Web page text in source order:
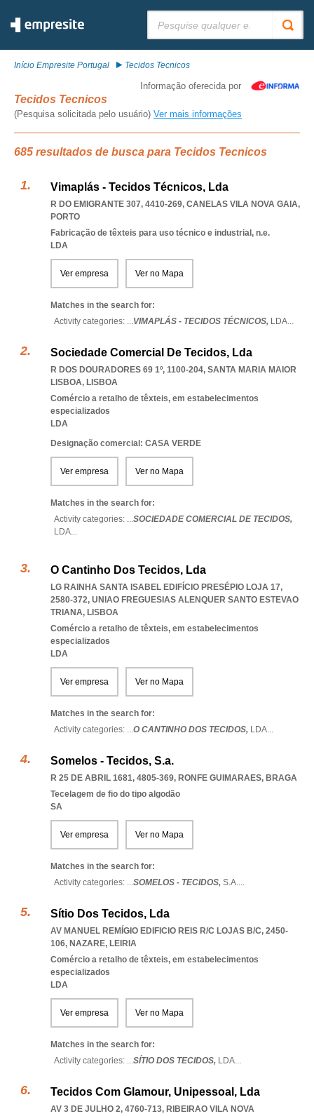
Início Empresite Portugal Tecidos Tecnicos
Informação oferecida por
Tecidos Tecnicos
(Pesquisa solicitada pelo usuário) Ver mais informações
685 resultados de busca para Tecidos Tecnicos
Vimaplás - Tecidos Técnicos, Lda
R DO EMIGRANTE 307, 4410-269, CANELAS VILA NOVA GAIA,
PORTO
Fabricação de têxteis para uso técnico e industrial, n.e.
LDA
Ver empresa Ver no Mapa
Matches in the search for:
Activity categories: ...VIMAPLÁS - TECIDOS TÉCNICOS, LDA...
Sociedade Comercial De Tecidos, Lda
R DOS DOURADORES 69 1º, 1100-204, SANTA MARIA MAIOR
LISBOA, LISBOA
Comércio a retalho de têxteis, em estabelecimentos
especializados
LDA
Designação comercial: CASA VERDE
Ver empresa Ver no Mapa
Matches in the search for:
Activity categories: ...SOCIEDADE COMERCIAL DE TECIDOS,
LDA...
O Cantinho Dos Tecidos, Lda
LG RAINHA SANTA ISABEL EDIFÍCIO PRESÉPIO LOJA 17,
2580-372, UNIAO FREGUESIAS ALENQUER SANTO ESTEVAO
TRIANA, LISBOA
Comércio a retalho de têxteis, em estabelecimentos
especializados
LDA
Ver empresa Ver no Mapa
Matches in the search for:
Activity categories: ...O CANTINHO DOS TECIDOS, LDA...
Somelos - Tecidos, S.a.
R 25 DE ABRIL 1681, 4805-369, RONFE GUIMARAES, BRAGA
Tecelagem de fio do tipo algodão
SA
Ver empresa Ver no Mapa
Matches in the search for:
Activity categories: ...SOMELOS - TECIDOS, S.A....
Sítio Dos Tecidos, Lda
AV MANUEL REMÍGIO EDIFICIO REIS R/C LOJAS B/C, 2450-
106, NAZARE, LEIRIA
Comércio a retalho de têxteis, em estabelecimentos
especializados
LDA
Ver empresa Ver no Mapa
Matches in the search for:
Activity categories: ...SÍTIO DOS TECIDOS, LDA...
Tecidos Com Glamour, Unipessoal, Lda
AV 3 DE JULHO 2, 4760-713, RIBEIRAO VILA NOVA